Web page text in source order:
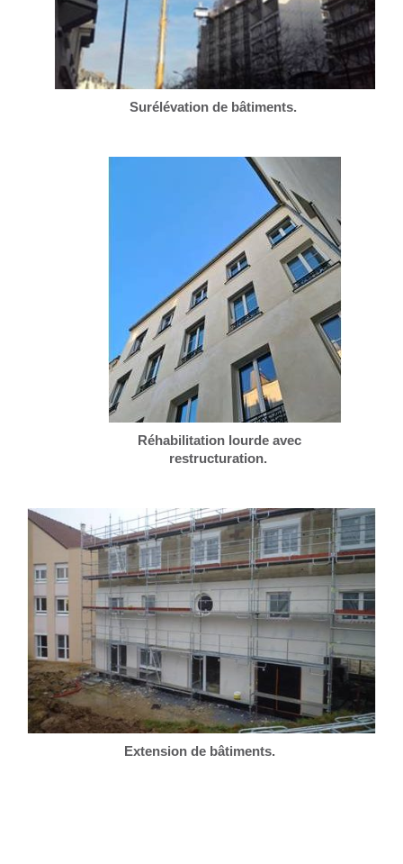
Surélévation de bâtiments.
Réhabilitation lourde avec
restructuration.
Extension de bâtiments.